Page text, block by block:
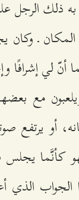
ذلك الرجل
ـ وكان
أنّ لي
مع
أو
كأنَّما